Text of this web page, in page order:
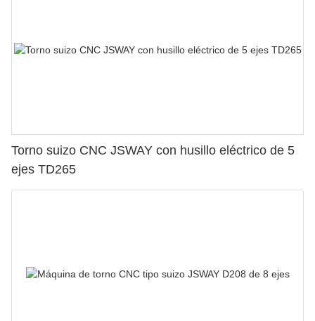
Torno suizo CNC JSWAY con husillo eléctrico de 5
ejes TD265